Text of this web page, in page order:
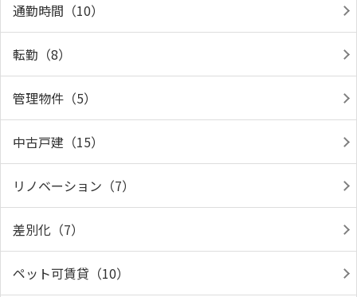
通勤時間（10）
転勤（8）
管理物件（5）
中古戸建（15）
リノベーション（7）
差別化（7）
ペット可賃貸（10）